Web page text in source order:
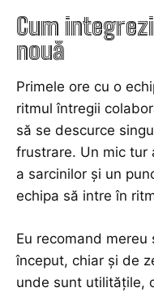
Cum
nouă
Primele ore cu o
ritmul întregii
să se descurce
frustrare. Un mic tur
a sarcinilor și un
echipa să intre în
Eu recomand
început, chiar și de
unde sunt utilitățile,